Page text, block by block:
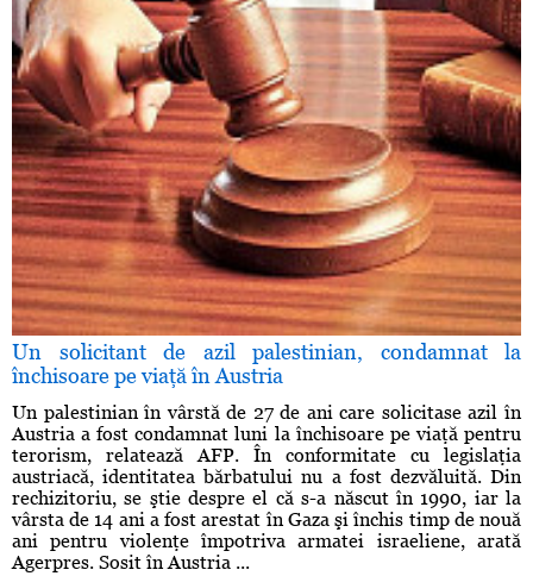
Un solicitant de azil palestinian, condamnat la
închisoare pe viaţă în Austria
Un palestinian în vârstă de 27 de ani care solicitase azil în
Austria a fost condamnat luni la închisoare pe viaţă pentru
terorism, relatează AFP. În conformitate cu legislaţia
austriacă, identitatea bărbatului nu a fost dezvăluită. Din
rechizitoriu, se ştie despre el că s-a născut în 1990, iar la
vârsta de 14 ani a fost arestat în Gaza şi închis timp de nouă
ani pentru violenţe împotriva armatei israeliene, arată
Agerpres. Sosit în Austria ...